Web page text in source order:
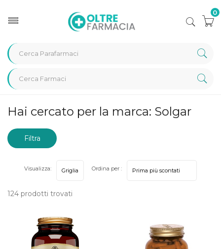
0
Home Marche parafarmaci Solgar
Hai cercato per la marca: Solgar
Filtra
124 prodotti trovati
Visualizza: Ordina per :